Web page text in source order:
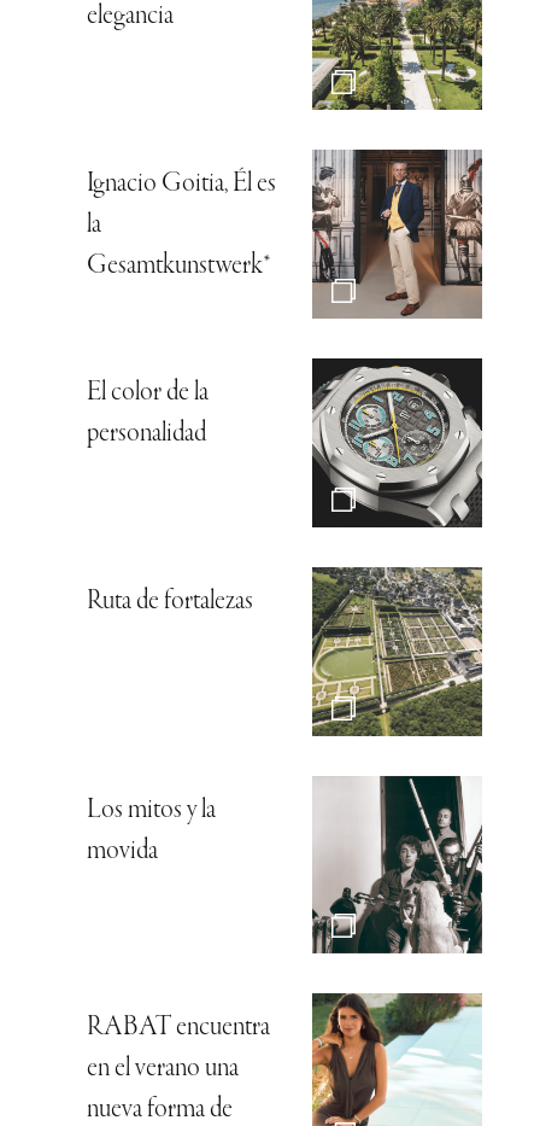
elegancia
Ignacio Goitia, Él es
la
Gesamtkunstwerk*
El color de la
personalidad
Ruta de fortalezas
Los mitos y la
movida
RABAT encuentra
en el verano una
nueva forma de